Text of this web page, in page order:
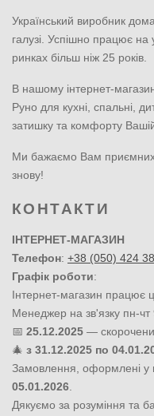
Український виробник
галузі. Успішно працює на
ринках більш ніж 25 років.
В нашому інтернет-
Руно для кухні, спальні,
затишку та комфорту
Ми бажаємо Вам приємних
знову!
КОНТАКТИ
ІНТЕРНЕТ-МАГАЗИН
Телефон: +38 (050) 424
Графік роботи:
Інтернет-магазин працює
Менеджер на зв'язку пн-
📅 25.12.2025 —
🎄 з 31.12.2025 по
Замовлення, оформлені у
05.01.2026.
Дякуємо за розуміння та